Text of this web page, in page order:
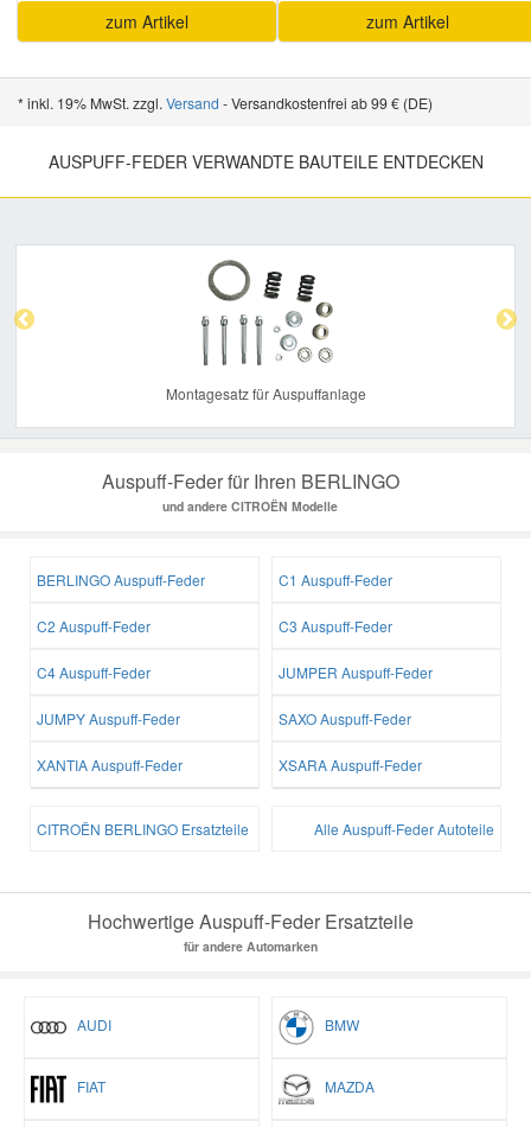
zum Artikel zum Artikel
* inkl. 19% MwSt. zzgl. Versand - Versandkostenfrei ab 99 € (DE)
AUSPUFF-FEDER VERWANDTE BAUTEILE ENTDECKEN
Montagesatz für Auspuffanlage
Auspuff-Feder für Ihren BERLINGO
und andere CITROËN Modelle
BERLINGO Auspuff-Feder C1 Auspuff-Feder
C2 Auspuff-Feder C3 Auspuff-Feder
C4 Auspuff-Feder JUMPER Auspuff-Feder
JUMPY Auspuff-Feder SAXO Auspuff-Feder
XANTIA Auspuff-Feder XSARA Auspuff-Feder
CITROËN BERLINGO Ersatzteile Alle Auspuff-Feder Autoteile
Hochwertige Auspuff-Feder Ersatzteile
für andere Automarken
AUDI BMW
FIAT MAZDA
Toyota Ersatzteile
Vauxhall Ersatzteile